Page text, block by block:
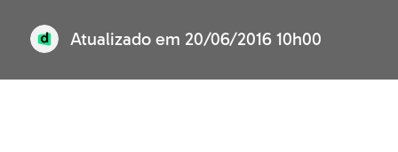
Atualizado em 20/06/2016 10h00